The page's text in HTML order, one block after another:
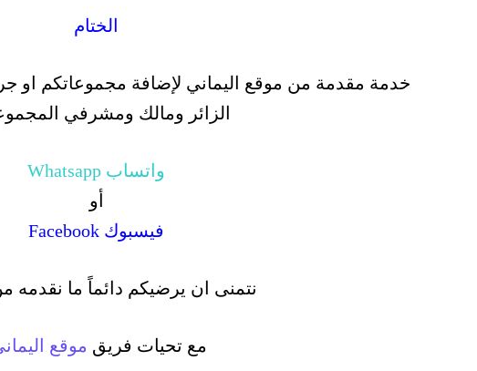
الختام
خدمة مقدمة من موقع اليماني لإضافة مجموعاتكم او
الزائر ومالك ومشرفي
واتساب Whatsapp
أو
فيسبوك Facebook
نتمنى ان يرضيكم دائماً ما نقدمه
مع تحيات فريق موقع